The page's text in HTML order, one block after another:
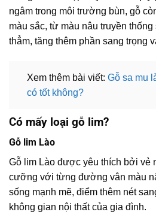
ngâm trong môi trường bùn, gỗ
màu sắc, từ màu nâu truyền
thẳm, tăng thêm phần sang trọng
Xem thêm bài viết: Gỗ sa mu
có tốt không?
Có mấy loại gỗ lim?
Gỗ lim Lào
Gỗ lim Lào được yêu thích bởi vẻ
cưỡng với từng đường vân màu
sống mạnh mẽ, điểm thêm nét
không gian nội thất của gia đình.